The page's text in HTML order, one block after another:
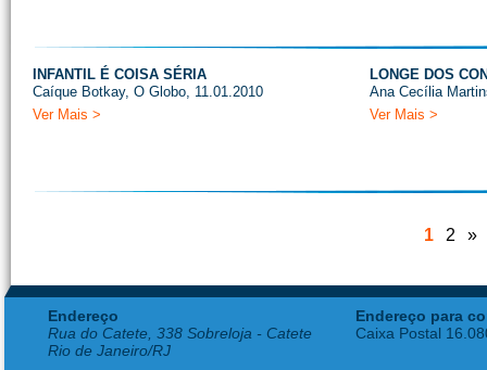
INFANTIL É COISA SÉRIA
Caíque Botkay, O Globo, 11.01.2010
Ver Mais >
LONGE DOS
Ana Cecília
Ver Mais >
1 2 »
Endereço
Rua do Catete, 338 Sobreloja - Catete
Rio de Janeiro/RJ
Endereço para
Caixa Postal